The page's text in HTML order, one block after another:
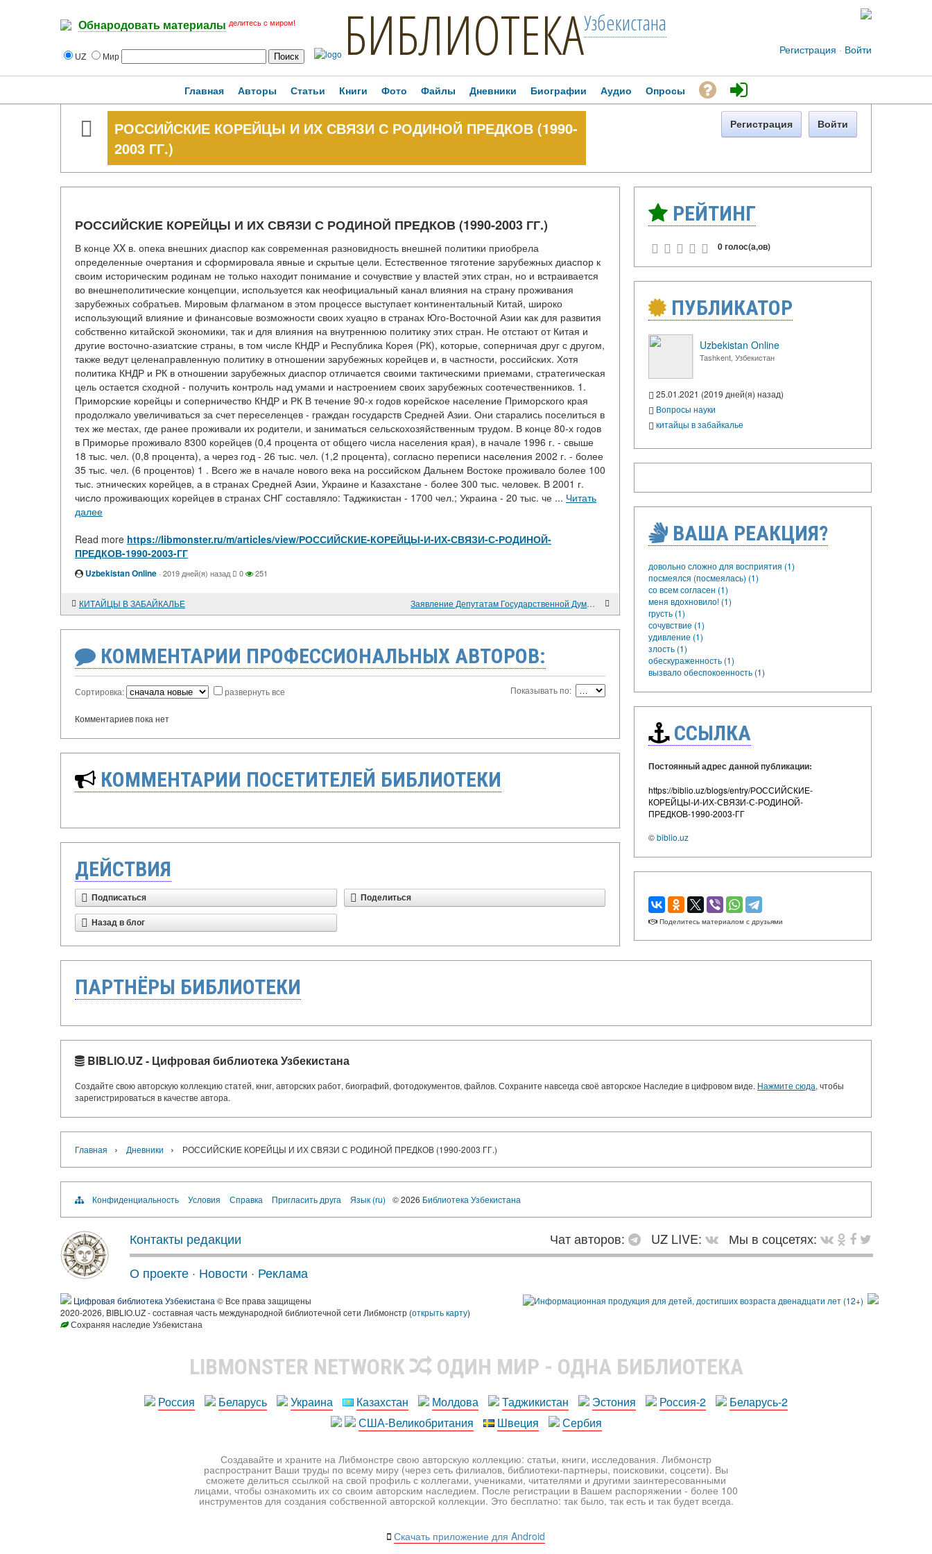
Обнародовать материалы делитесь с миром!
UZ Мир БИБЛИОТЕКАУзбекистана
Регистрация · Войти
Главная Авторы Статьи Книги Фото Файлы Дневники Биографии Аудио Опросы
РОССИЙСКИЕ КОРЕЙЦЫ И ИХ СВЯЗИ С РОДИНОЙ ПРЕДКОВ (1990-
2003 ГГ.)
Регистрация Войти
РОССИЙСКИЕ КОРЕЙЦЫ И ИХ СВЯЗИ С РОДИНОЙ ПРЕДКОВ (1990-2003 ГГ.)
В конце XX в. опека внешних диаспор как современная разновидность внешней политики приобрела
определенные очертания и сформировала явные и скрытые цели. Естественное тяготение зарубежных диаспор к
своим историческим родинам не только находит понимание и сочувствие у властей этих стран, но и встраивается
во внешнеполитические концепции, используется как неофициальный канал влияния на страну проживания
зарубежных собратьев. Мировым флагманом в этом процессе выступает континентальный Китай, широко
использующий влияние и финансовые возможности своих хуацяо в странах Юго-Восточной Азии как для развития
собственно китайской экономики, так и для влияния на внутреннюю политику этих стран. Не отстают от Китая и
другие восточно-азиатские страны, в том числе КНДР и Республика Корея (РК), которые, соперничая друг с другом,
также ведут целенаправленную политику в отношении зарубежных корейцев и, в частности, российских. Хотя
политика КНДР и РК в отношении зарубежных диаспор отличается своими тактическими приемами, стратегическая
цель остается сходной - получить контроль над умами и настроением своих зарубежных соотечественников. 1.
Приморские корейцы и соперничество КНДР и РК В течение 90-х годов корейское население Приморского края
продолжало увеличиваться за счет переселенцев - граждан государств Средней Азии. Они старались поселиться в
тех же местах, где ранее проживали их родители, и заниматься сельскохозяйственным трудом. В конце 80-х годов
в Приморье проживало 8300 корейцев (0,4 процента от общего числа населения края), в начале 1996 г. - свыше
18 тыс. чел. (0,8 процента), а через год - 26 тыс. чел. (1,2 процента), согласно переписи населения 2002 г. - более
35 тыс. чел. (6 процентов) 1 . Всего же в начале нового века на российском Дальнем Востоке проживало более 100
тыс. этнических корейцев, а в странах Средней Азии, Украине и Казахстане - более 300 тыс. человек. В 2001 г.
число проживающих корейцев в странах СНГ составляло: Таджикистан - 1700 чел.; Украина - 20 тыс. че ... Читать
далее
Read more https://libmonster.ru/m/articles/view/РОССИЙСКИЕ-КОРЕЙЦЫ-И-ИХ-СВЯЗИ-С-РОДИНОЙ-
ПРЕДКОВ-1990-2003-ГГ
Uzbekistan Online · 2019 дней(я) назад 0 251
КИТАЙЦЫ В ЗАБАЙКАЛЬЕ Заявление Депутатам Государственной Думы Российской Федерации 7-го созыва, имеющим отношение к рассмотрению законопроектов 208161-6 от 18.01.2013 и 1101780-6 от 17.06.2016
КОММЕНТАРИИ ПРОФЕССИОНАЛЬНЫХ АВТОРОВ:
Сортировка: развернуть все Показывать по:
Комментариев пока нет
КОММЕНТАРИИ ПОСЕТИТЕЛЕЙ БИБЛИОТЕКИ
ДЕЙСТВИЯ
Подписаться Поделиться
Назад в блог
РЕЙТИНГ
0 голос(а,ов)
ПУБЛИКАТОР
Uzbekistan Online
Tashkent, Узбекистан
25.01.2021 (2019 дней(я) назад)
Вопросы науки
китайцы в забайкалье
ВАША РЕАКЦИЯ?
довольно сложно для восприятия (1)
посмеялся (посмеялась) (1)
со всем согласен (1)
меня вдохновило! (1)
грусть (1)
сочувствие (1)
удивление (1)
злость (1)
обескураженность (1)
вызвало обеспокоенность (1)
ССЫЛКА
Постоянный адрес данной публикации:
https://biblio.uz/blogs/entry/РОССИЙСКИЕ-
КОРЕЙЦЫ-И-ИХ-СВЯЗИ-С-РОДИНОЙ-
ПРЕДКОВ-1990-2003-ГГ
©biblio.uz
Поделитесь материалом с друзьями
ПАРТНЁРЫ БИБЛИОТЕКИ
BIBLIO.UZ - Цифровая библиотека Узбекистана
Создайте свою авторскую коллекцию статей, книг, авторских работ, биографий, фотодокументов, файлов. Сохраните навсегда своё авторское Наследие в цифровом виде. Нажмите сюда, чтобы
зарегистрироваться в качестве автора.
Главная › Дневники › РОССИЙСКИЕ КОРЕЙЦЫ И ИХ СВЯЗИ С РОДИНОЙ ПРЕДКОВ (1990-2003 ГГ.)
Конфиденциальность Условия Справка Пригласить друга Язык (ru) © 2026 Библиотека Узбекистана
Контакты редакции Чат авторов: UZ LIVE:
Мы в соцсетях:
О проекте · Новости · Реклама
Цифровая библиотека Узбекистана © Все права защищены
2020-2026, BIBLIO.UZ - составная часть международной библиотечной сети Либмонстр (открыть карту)
Сохраняя наследие Узбекистана
LIBMONSTER NETWORK ОДИН МИР - ОДНА БИБЛИОТЕКА
Россия Беларусь Украина Казахстан Молдова Таджикистан Эстония Россия-2
Беларусь-2
США-Великобритания
Швеция Сербия
Создавайте и храните на Либмонстре свою авторскую коллекцию: статьи, книги, исследования. Либмонстр
распространит Ваши труды по всему миру (через сеть филиалов, библиотеки-партнеры, поисковики, соцсети). Вы
сможете делиться ссылкой на свой профиль с коллегами, учениками, читателями и другими заинтересованными
лицами, чтобы ознакомить их со своим авторским наследием. После регистрации в Вашем распоряжении - более 100
инструментов для создания собственной авторской коллекции. Это бесплатно: так было, так есть и так будет всегда.
Скачать приложение для Android